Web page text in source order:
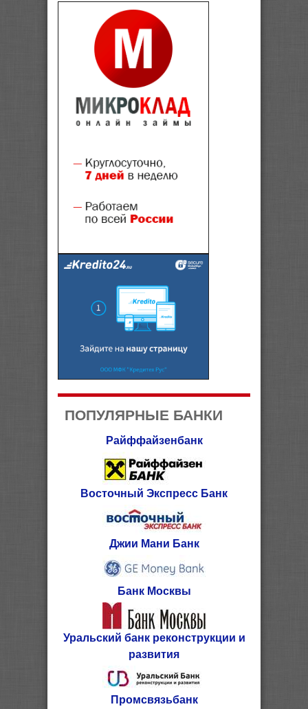
ПОПУЛЯРНЫЕ БАНКИ
Райффайзенбанк
Восточный Экспресс Банк
Джии Мани Банк
Банк Москвы
Уральский банк реконструкции и
развития
Промсвязьбанк